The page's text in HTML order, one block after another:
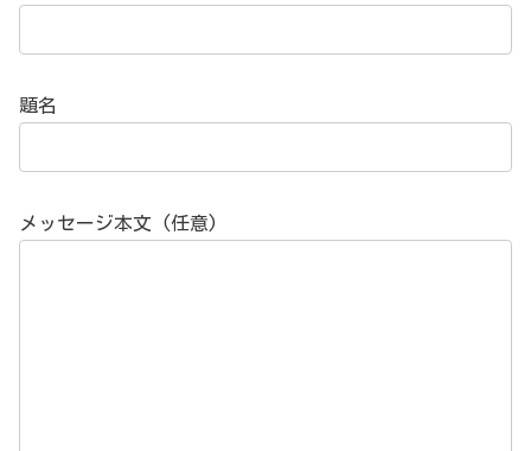
題名
メッセージ本文 (任意)